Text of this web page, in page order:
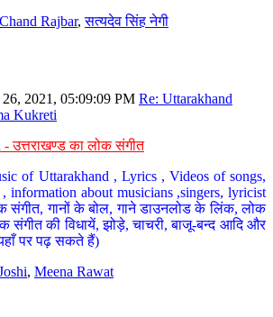
Rajbar,सत्यदेव सिंह नेगी
26, 2021, 05:09:09 PM Re: Uttarakhand
Kukreti
उत्तराखण्ड का लोक संगीत
of Uttarakhand , Lyrics , Videos of songs,
information about musicians ,singers, lyricist
संगीत, गानों के बोल, गाने डाउनलोड के लिंक, लोक
संगीत की विधायें, झोड़े, चाचरी, बाजू-बन्द आदि और
पर पढ़ सकते हैं)
, Meena Rawat